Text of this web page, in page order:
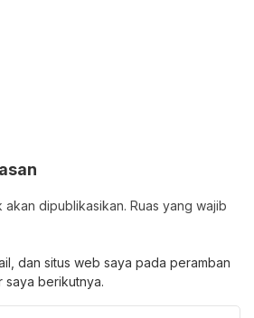
akan dipublikasikan. Ruas yang wajib
dan situs web saya pada peramban
saya berikutnya.